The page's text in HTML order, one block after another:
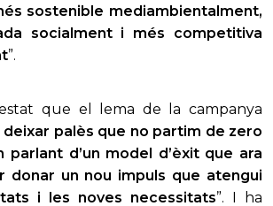
sostenible mediambientalment,
socialment i més competitiva
”.
que el lema de la campanya
deixar palès que no partim de zero
parlant d’un model d’èxit que ara
donar un nou impuls que atengui
i les noves necessitats”. I ha